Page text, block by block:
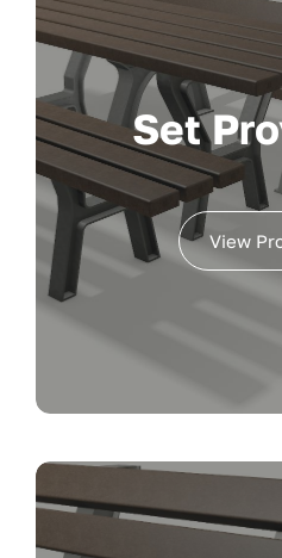
Set
View